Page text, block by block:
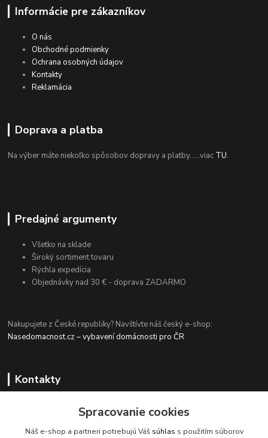
Informácie pre zákazníkov
O nás
Obchodné podmienky
Ochrana osobných údajov
Kontakty
Reklamácia
Doprava a platba
Na výber máte niekoľko spôsobov dopravy a platby......viac TU.
Predajné argumenty
Všetko na sklade
Široký sortiment tovaru
Rýchla expedícia
Objednávky nad 30 € - doprava ZADARMO
Nakupujete z České republiky? Navštívte náš český e-shop:
Nasedomacnost.cz – vybavení domácnosti pro ČR
Kontakty
+420 774 694 203
Spracovanie cookies
Náš e-shop a partneri potrebujú Váš súhlas s použitím súborov